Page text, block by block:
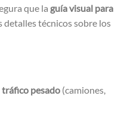
que la guía visual para
detalles técnicos sobre los
tráfico pesado (camiones,